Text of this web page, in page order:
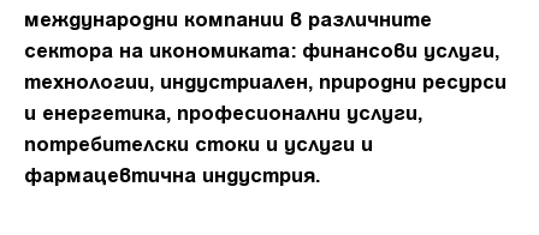
международни компании в различните
сектора на икономиката: финансови услуги,
технологии, индустриален, природни ресурси
и енергетика, професионални услуги,
потребителски стоки и услуги и
фармацевтична индустрия.